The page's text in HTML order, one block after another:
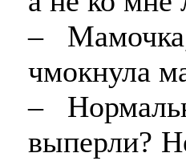
–
чмокнула
–
выперли?